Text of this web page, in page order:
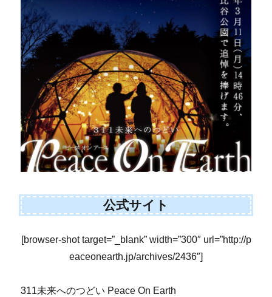
公式サイト
[browser-shot target=”_blank” width=”300″ url=”http://p
eaceonearth.jp/archives/2436″]
311未来へのつどい Peace On Earth